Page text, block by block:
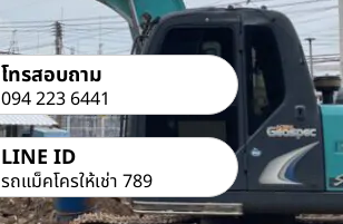
โทรสอบถาม
094 223 6441
LINE ID
รถแม็คโครให้เช่า 789